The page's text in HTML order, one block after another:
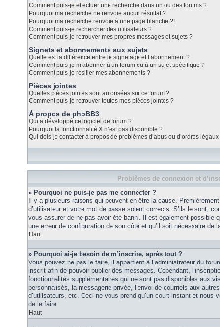
Comment puis-je effectuer une recherche dans un ou des forums ?
Pourquoi ma recherche ne renvoie aucun résultat ?
Pourquoi ma recherche renvoie à une page blanche ?!
Comment puis-je rechercher des utilisateurs ?
Comment puis-je retrouver mes propres messages et sujets ?
Signets et abonnements aux sujets
Quelle est la différence entre le signetage et l’abonnement ?
Comment puis-je m’abonner à un forum ou à un sujet spécifique ?
Comment puis-je résilier mes abonnements ?
Pièces jointes
Quelles pièces jointes sont autorisées sur ce forum ?
Comment puis-je retrouver toutes mes pièces jointes ?
À propos de phpBB3
Qui a développé ce logiciel de forum ?
Pourquoi la fonctionnalité X n’est pas disponible ?
Qui dois-je contacter à propos de problèmes d’abus ou d’ordres
Problèmes de connexion et
» Pourquoi ne puis-je pas me connecter ?
Il y a plusieurs raisons qui peuvent en être la cause.
d’utilisateur et votre mot de passe soient corrects. S’ils le sont,
vous assurer de ne pas avoir été banni. Il est également possible
une erreur de configuration de son côté et qu’il soit nécessaire de
Haut
» Pourquoi ai-je besoin de m’inscrire, après tout ?
Vous pouvez ne pas le faire, il appartient à l’administrateur du
inscrit afin de pouvoir publier des messages. Cependant,
fonctionnalités supplémentaires qui ne sont pas disponibles aux
personnalisés, la messagerie privée, l’envoi de courriels aux
d’utilisateurs, etc. Ceci ne vous prend qu’un court instant et nous
de le faire.
Haut